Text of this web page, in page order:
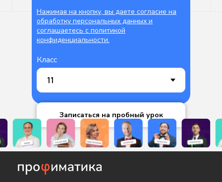
Нажимая на кнопку, вы даете согласие на
обработку персональных данных и
соглашаетесь c политикой
конфиденциальности.
Класс
Записаться на пробный урок